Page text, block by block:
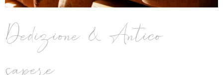
Dedizione & Antico